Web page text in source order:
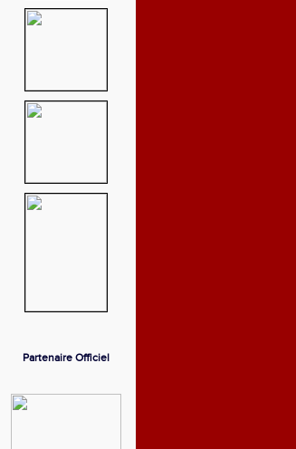
Partenaire Officiel